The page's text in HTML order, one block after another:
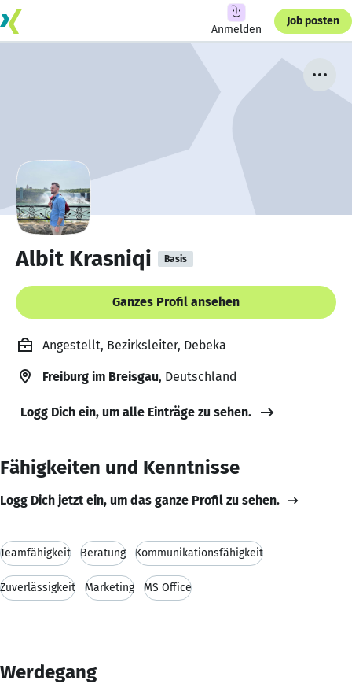
Anmelden
Job posten
Albit Krasniqi Basis
Ganzes Profil ansehen
Angestellt, Bezirksleiter, Debeka
Freiburg im Breisgau, Deutschland
Logg Dich ein, um alle Einträge zu sehen.
Fähigkeiten und Kenntnisse
Logg Dich jetzt ein, um das ganze Profil zu sehen.
Teamfähigkeit Beratung Kommunikationsfähigkeit
Zuverlässigkeit Marketing MS Office
Werdegang